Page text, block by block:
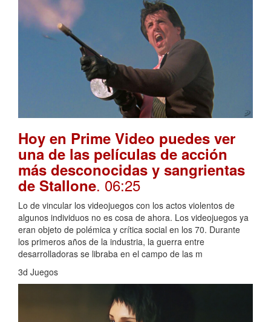
Hoy en Prime Video puedes ver
una de las películas de acción
más desconocidas y sangrientas
de Stallone. 06:25
Lo de vincular los videojuegos con los actos violentos de
algunos individuos no es cosa de ahora. Los videojuegos ya
eran objeto de polémica y crítica social en los 70. Durante
los primeros años de la industria, la guerra entre
desarrolladoras se libraba en el campo de las m
3d Juegos